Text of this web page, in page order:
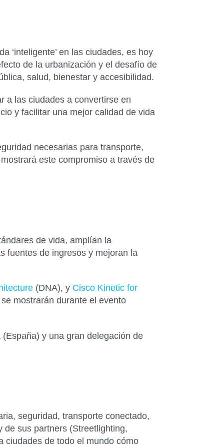
‘inteligente’ en las ciudades, es hoy
de la urbanización y el desafío de
salud, bienestar y accesibilidad.
a las ciudades a convertirse en
y facilitar una mejor calidad de vida
necesarias para transporte,
este compromiso a través de
de vida, amplían la
fuentes de ingresos y mejoran la
(DNA), y Cisco Kinetic for
mostrarán durante el evento
y una gran delegación de
seguridad, transporte conectado,
de sus partners (Streetlighting,
ciudades de todo el mundo cómo